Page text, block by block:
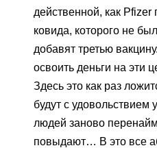
действенной, как Pfizer
ковида, которого не
добавят третью
освоить деньги на эти
Здесь это как раз
будут с удовольствием
людей заново
повыдают… В это все